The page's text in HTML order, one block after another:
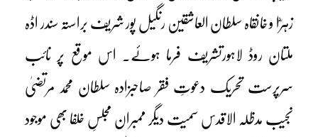
زہرؓا و خانقاہ سلطان العاشقین رنگیل پور شریف براستہ سندر اڈہ
ملتان روڈ لاہورتشریف فرما ہوئے۔ اس موقع پر نائب
سرپرست تحریک دعوتِ فقر صاحبزادہ سلطان محمد مرتضیٰ
نجیب مدظلہ الاقدس سمیت دیگر ممبران مجلسِ خلفا بھی موجود